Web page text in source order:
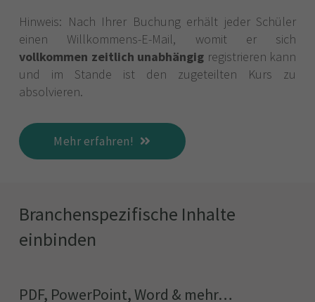
Hinweis: Nach Ihrer Buchung erhält jeder Schüler
einen Willkommens-E-Mail, womit er sich
vollkommen zeitlich unabhängig registrieren kann
und im Stande ist den zugeteilten Kurs zu
absolvieren.
Mehr erfahren!
Branchenspezifische Inhalte
einbinden
PDF, PowerPoint, Word & mehr…